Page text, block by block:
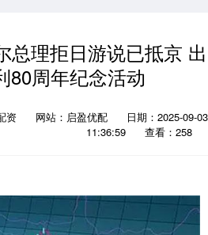
总理拒日游说已抵京 出
80周年纪念活动
资 网站：启盈优配
日期：2025-09-03
11:36:59
查看：258